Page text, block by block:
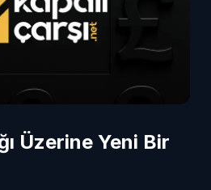
Üzerine Yeni Bir